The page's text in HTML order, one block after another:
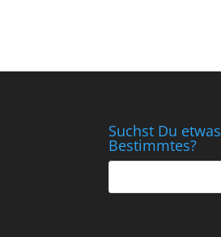
Suchst Du etwas
Bestimmtes?